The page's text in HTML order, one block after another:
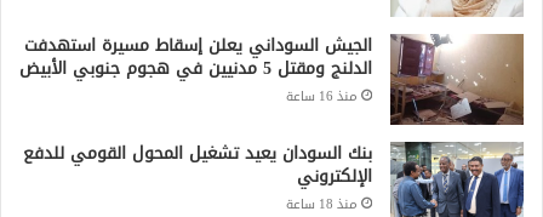
الجيش السوداني يعلن إسقاط مسيرة استهدفت
الدلنج ومقتل 5 مدنيين في هجوم جنوبي الأبيض
منذ 16 ساعة
بنك السودان يعيد تشغيل المحول القومي للدفع
الإلكتروني
منذ 18 ساعة